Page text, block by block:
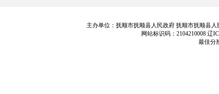
主办单位：抚顺市抚顺县人民政府 抚顺市抚顺县人
网站标识码：2104210008 辽
最佳分